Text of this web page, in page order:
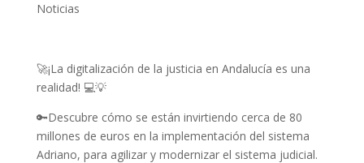
Noticias
🚀¡La digitalización de la justicia en Andalucía es una
realidad! 💻💡
🔑Descubre cómo se están invirtiendo cerca de 80
millones de euros en la implementación del sistema
Adriano, para agilizar y modernizar el sistema judicial.